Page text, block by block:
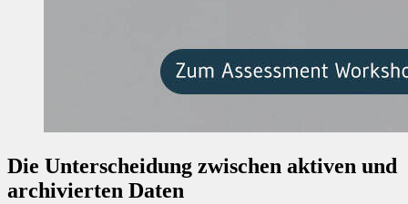
Die Unterscheidung zwischen aktiven und
archivierten Daten